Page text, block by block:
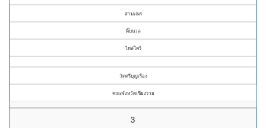
สามเณร
ติ๊บนวล
ไหล่ใคร้
วัดศรีบุญเรือง
คณะจังหวัดเชียงราย
3